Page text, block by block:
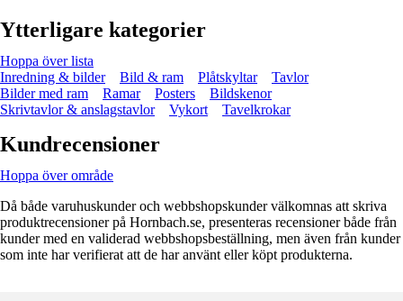
Ytterligare kategorier
Hoppa över lista
Inredning & bilder
Bild & ram Plåtskyltar
Tavlor
Bilder med ram
Ramar Posters
Bildskenor
Skrivtavlor & anslagstavlor
Vykort Tavelkrokar
Kundrecensioner
Hoppa över område
Då både varuhuskunder och webbshopskunder välkomnas att skriva
produktrecensioner på Hornbach.se, presenteras recensioner både från
kunder med en validerad webbshopsbeställning, men även från kunder
som inte har verifierat att de har använt eller köpt produkterna.